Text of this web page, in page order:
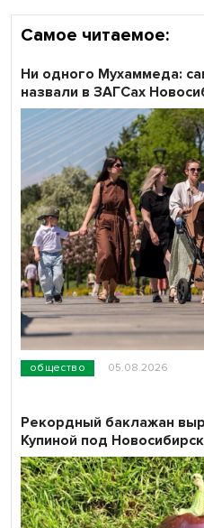
Самое читаемое:
общество 05.08.2026
Ни одного Мухаммеда:
назвали в ЗАГСах
Рекордный баклажан
Купиной под